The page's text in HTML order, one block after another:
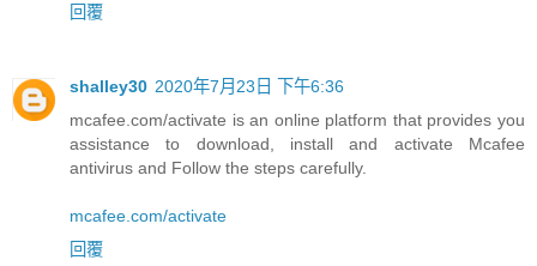
回覆
shalley30 2020年7月23日 下午6:36
mcafee.com/activate is an online platform that provides you
assistance to download, install and activate Mcafee
antivirus and Follow the steps carefully.
mcafee.com/activate
回覆